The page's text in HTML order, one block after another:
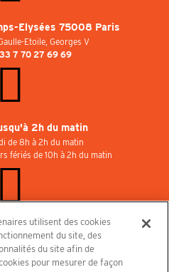
Elysées 75008 Paris
Etoile, Georges V
7 70 27 69 69
2h du matin
de 8h à 2h du matin
fériés de 10h à 2h du matin
Publicisdrugstore !
et le cinéma. Contactez-nous :
utilisent des cookies
du site, des
du site afin de
pour mesurer de façon